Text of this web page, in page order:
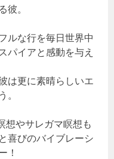
彼。
ルな行を毎日世界中
パイアと感動を与え
は更に素晴らしいエ
。
想やサレガマ瞑想も
喜びのバイブレーシ
！